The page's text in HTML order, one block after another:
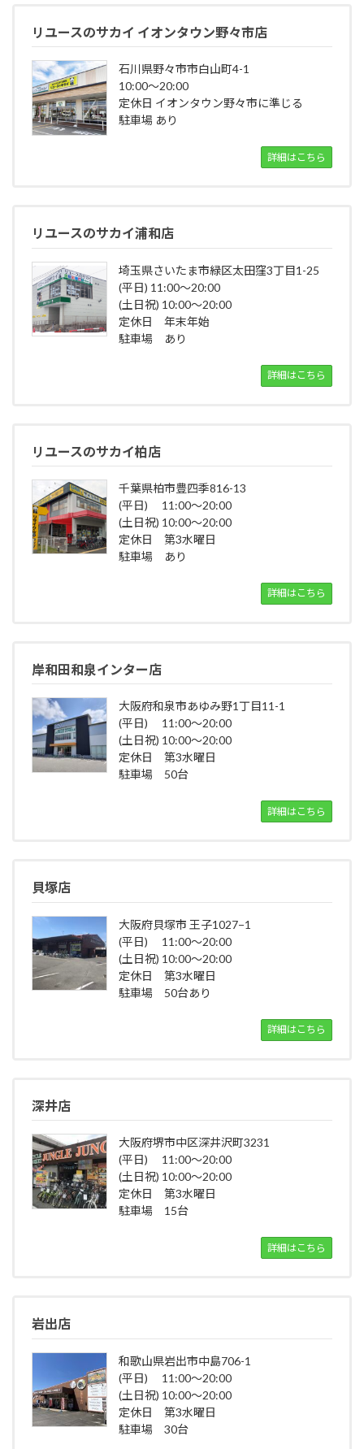
リユースのサカイ イオンタウン野々市店
石川県野々市市白山町4-1
10:00～20:00
定休日 イオンタウン野々市に準じる
駐車場 あり
詳細はこちら
リユースのサカイ浦和店
埼玉県さいたま市緑区太田窪3丁目1-25
(平日) 11:00～20:00
(土日祝) 10:00～20:00
定休日 年末年始
駐車場 あり
詳細はこちら
リユースのサカイ柏店
千葉県柏市豊四季816-13
(平日) 11:00～20:00
(土日祝) 10:00～20:00
定休日 第3水曜日
駐車場 あり
詳細はこちら
岸和田和泉インター店
大阪府和泉市あゆみ野1丁目11-1
(平日) 11:00～20:00
(土日祝) 10:00～20:00
定休日 第3水曜日
駐車場 50台
詳細はこちら
貝塚店
大阪府貝塚市 王子1027−1
(平日) 11:00～20:00
(土日祝) 10:00～20:00
定休日 第3水曜日
駐車場 50台あり
詳細はこちら
深井店
大阪府堺市中区深井沢町3231
(平日) 11:00～20:00
(土日祝) 10:00～20:00
定休日 第3水曜日
駐車場 15台
詳細はこちら
岩出店
和歌山県岩出市中島706-1
(平日) 11:00～20:00
(土日祝) 10:00～20:00
定休日 第3水曜日
駐車場 30台